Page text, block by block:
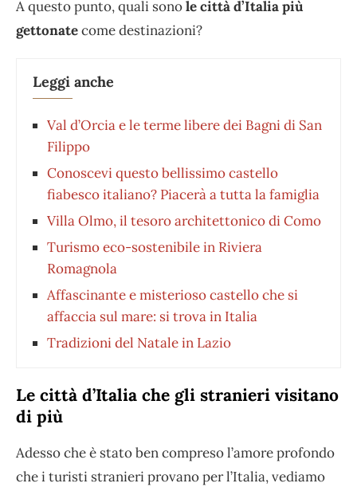
A questo punto, quali sonole città d’Italia più
gettonatecome destinazioni?
Leggi anche
Val d’Orcia e le terme libere dei Bagni di San
Filippo
Conoscevi questo bellissimo castello
fiabesco italiano? Piacerà a tutta la famiglia
Villa Olmo, il tesoro architettonico di Como
Turismo eco-sostenibile in Riviera
Romagnola
Affascinante e misterioso castello che si
affaccia sul mare: si trova in Italia
Tradizioni del Natale in Lazio
Le città d’Italia che gli stranieri visitano
di più
Adesso che è stato ben compreso l’amore profondo
che i turisti stranieri provano per l’Italia, vediamo